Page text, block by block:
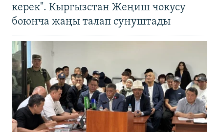
керек". Кыргызстан Жеңиш чокусу
боюнча жаңы талап сунуштады